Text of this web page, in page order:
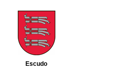
Escudo